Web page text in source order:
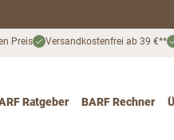
Preis Versandkostenfrei ab 39 €**
Ratgeber BARF Rechner